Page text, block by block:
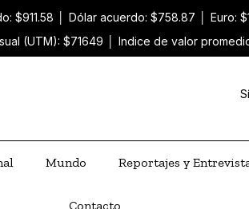
$911.58 Dólar acuerdo: $758.87 Euro:
(UTM): $71649
Indice de valor
Mundo Reportajes y
Contacto